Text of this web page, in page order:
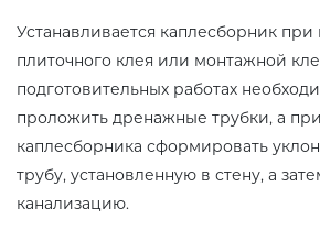
Устанавливается каплесборник
плиточного клея или монтажной
подготовительных работах
проложить дренажные трубки, а
каплесборника сформировать
трубу, установленную в стену, а
канализацию.